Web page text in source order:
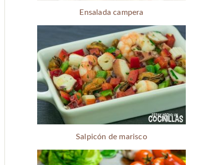
Ensalada campera
Salpicón de marisco